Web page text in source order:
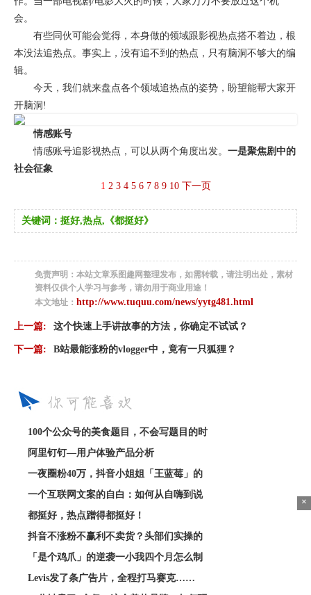
会。
有些同伙可能会觉得，本身做的领域跟影视热点搭不着边，根
本没法追热点。事实上，没有追不到的热点，只有脑洞不够大的编
辑。
今天，我们就来盘点各个领域追热点的姿势，盼望能帮大家开
开脑洞!
情感账号
情感账号追影视热点，可以从两个角度出发。 一是聚焦剧中的
社会征象
1 2 3 4 5 6 7 8 9 10 下一页
关键词：挺好,热点,《都挺好》
免责声明：本站文章系图趣网整理发布，如需转载，请注明出处，素材
资料仅供个人学习与参考，请勿用于商业用途！
本文地址： http://www.tuquu.com/news/yytg481.html
上一篇: 这个快速上手讲故事的方法，你确定不试试？
下一篇: B站最能涨粉的vlogger中，竟有一只狐狸？
100个公众号的美食题目，不会写题目的时
阿里钉钉—用户体验产品分析
一夜圈粉40万，抖音小姐姐「王蓝莓」的
一个互联网文案的自白：如何从自嗨到说
都挺好，热点蹭得都挺好！
抖音不涨粉不赢利不卖货？头部们实操的
「是个鸡爪」的逆袭一小我四个月怎么制
Levis发了条广告片，全程打马赛克……
×